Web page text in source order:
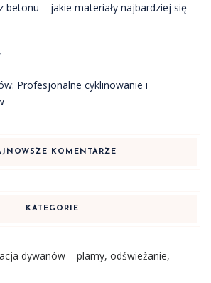
betonu – jakie materiały najbardziej się
Profesjonalne cyklinowanie i
KOMENTARZE
KATEGORIE
dywanów – plamy, odświeżanie,